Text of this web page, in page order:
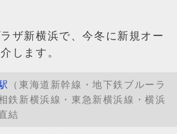
ザ新横浜で、今冬に新規オー
します。
（東海道新幹線・地下鉄ブルーラ
鉄新横浜線・東急新横浜線・横浜
結